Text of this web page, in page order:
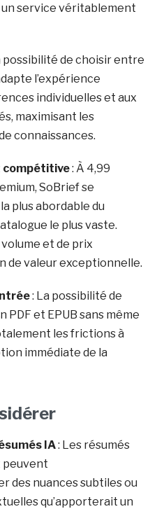
service véritablement
possibilité de choisir entre
l’expérience
individuelles et aux
maximisant les
connaissances.
compétitive: À 4,99
SoBrief se
plus abordable du
le plus vaste.
et de prix
de valeur exceptionnelle.
: La possibilité de
et EPUB sans même
les frictions à
immédiate de la
IA: Les résumés
peuvent
des nuances subtiles ou
qu’apporterait un